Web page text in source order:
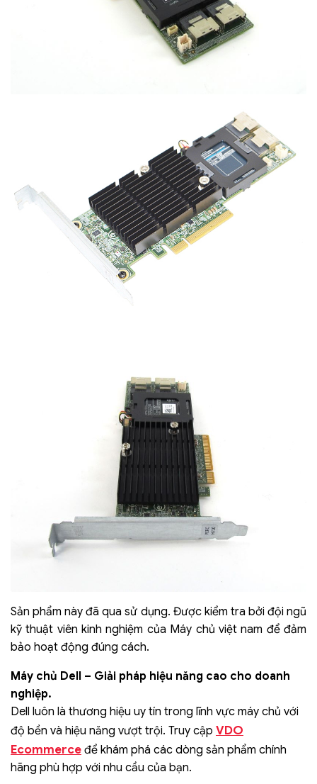
Sản phẩm này đã qua sử dụng. Được kiểm tra bởi đội ngũ
kỹ thuật viên kinh nghiệm của Máy chủ việt nam để đảm
bảo hoạt động đúng cách.
Máy chủ Dell – Giải pháp hiệu năng cao cho doanh
nghiệp.
Dell luôn là thương hiệu uy tín trong lĩnh vực máy chủ với
độ bền và hiệu năng vượt trội. Truy cập VDO
Ecommerce để khám phá các dòng sản phẩm chính
hãng phù hợp với nhu cầu của bạn.